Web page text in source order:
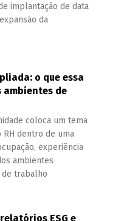
implantação de data
da
o que essa
ambientes de
coloca um tema
dentro de uma
experiência
ambientes
trabalho
ESG e